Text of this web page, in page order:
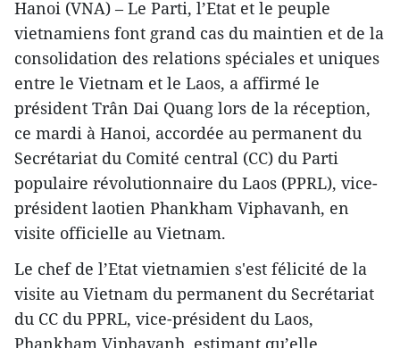
Hanoi (VNA) – Le Parti, l’Etat et le peuple
vietnamiens font grand cas du maintien et de la
consolidation des relations spéciales et uniques
entre le Vietnam et le Laos, a affirmé le
président Trân Dai Quang lors de la réception,
ce mardi à Hanoi, accordée au permanent du
Secrétariat du Comité central (CC) du Parti
populaire révolutionnaire du Laos (PPRL), vice-
président laotien Phankham Viphavanh, en
visite officielle au Vietnam.
Le chef de l’Etat vietnamien s'est félicité de la
visite au Vietnam du permanent du Secrétariat
du CC du PPRL, vice-président du Laos,
Phankham Viphavanh, estimant qu’elle